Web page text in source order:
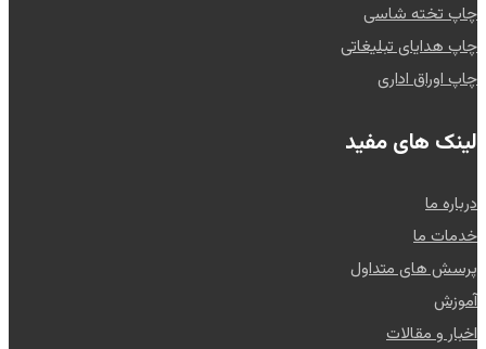
چاپ تخته شاسی
چاپ هدایای تبلیغاتی
چاپ اوراق اداری
لینک های مفید
درباره ما
خدمات ما
پرسش های متداول
آموزش
اخبار و مقالات